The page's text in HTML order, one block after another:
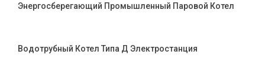
Энергосберегающий Промышленный Паровой Котел
Водотрубный Котел Типа Д Электростанция